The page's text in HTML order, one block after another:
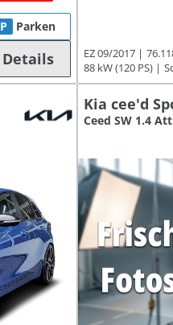
P Parken
Details EZ 09/2017
88 kW (120 PS)
Kia cee'd
Ceed SW 1.4